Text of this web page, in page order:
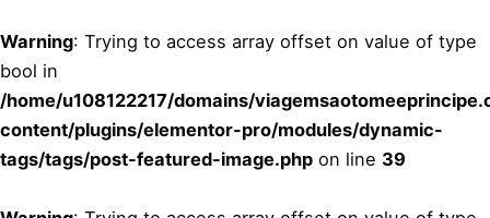
Warning: Trying to access array offset on value of type
bool in
/home/u108122217/domains/
content/plugins/elementor-pro/modules/dynamic-
tags/tags/post-featured-image.php on line 39